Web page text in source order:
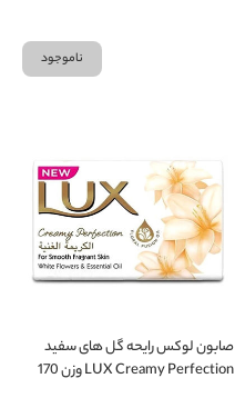
ناموجود
صابون لوکس رایحه گل های سفید
LUX Creamy Perfection وزن 170